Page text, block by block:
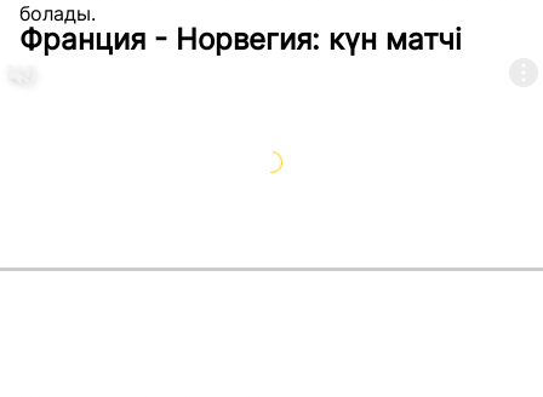
болады.
Франция - Норвегия: күн матчі